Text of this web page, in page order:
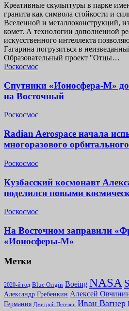
Креативные скульптуры в парке
гранита как символа стойкости и
Вселенной и металлоконструкций,
комет. А технологии дополненной
искусственного интеллекта
Гагарина погрузиться в
Образовательный проект "Отцы…
Роскосмос
Спутники «Ионосфера-М»
на Восточный
Роскосмос
Radian Aerospace начала
многоразового
Роскосмос
Кузбасский космонавт
поделился новыми
Роскосмос
На Восточном заправили
«Ионосферы-М»
Метки
2020-й год Blue Origin Boeing NASA
Александр Гребенкин Алексей
Германия Дмитрий Петелин Иван Вагнер